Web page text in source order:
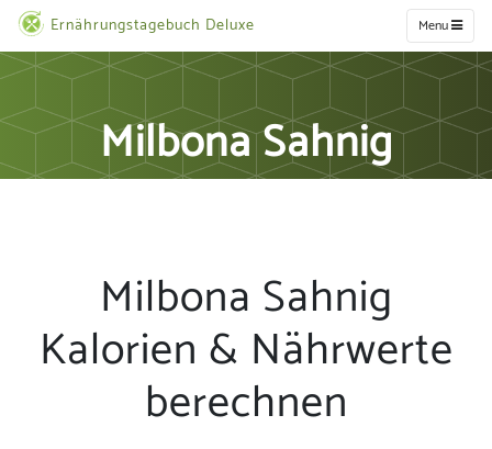
Ernährungstagebuch Deluxe Menu
Milbona Sahnig
Milbona Sahnig
Kalorien & Nährwerte
berechnen